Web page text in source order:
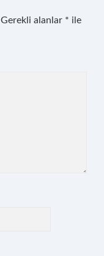
Gerekli alanlar * ile